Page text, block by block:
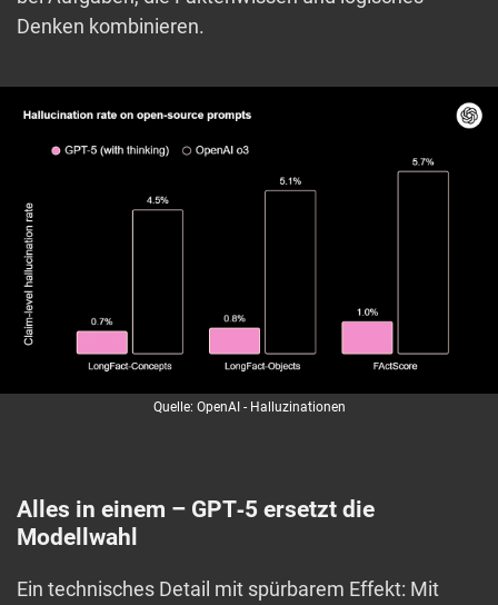
Denken kombinieren.
Quelle: OpenAI - Halluzinationen
Alles in einem – GPT‑5 ersetzt die
Modellwahl
Ein technisches Detail mit spürbarem Effekt: Mit